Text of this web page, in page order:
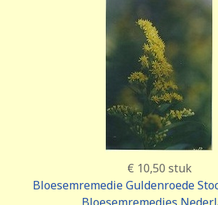
€ 10,50 stuk
Bloesemremedie Guldenroede